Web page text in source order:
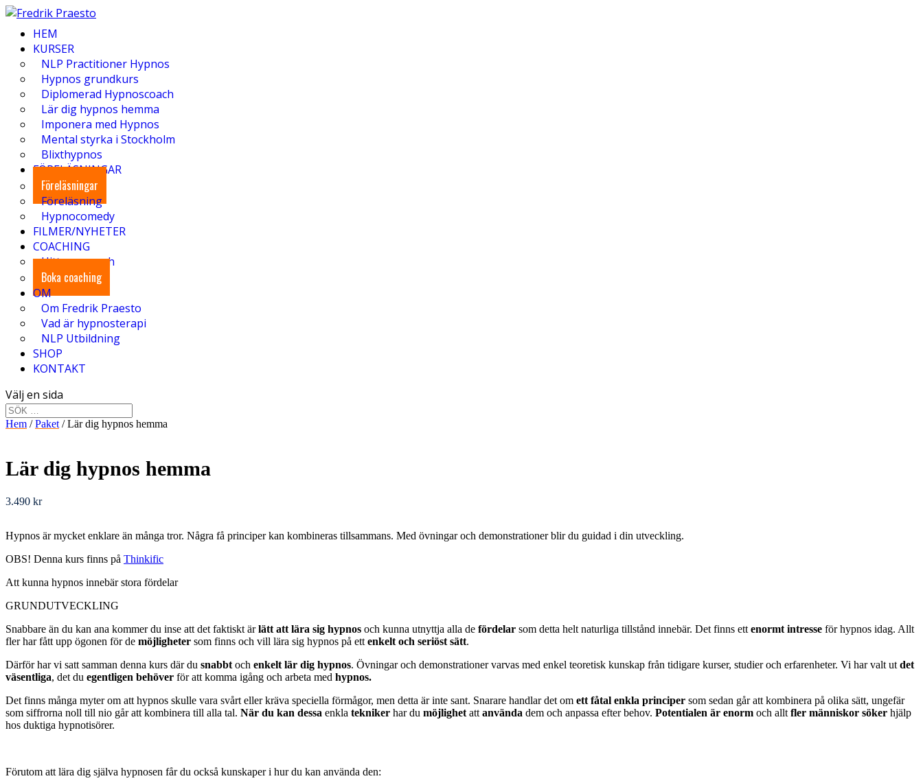
HEM
KURSER
NLP Practitioner Hypnos
Hypnos grundkurs
Diplomerad Hypnoscoach
Lär dig hypnos hemma
Imponera med Hypnos
Mental styrka i Stockholm
Blixthypnos
FÖRELÄSNINGAR
Föreläsningar
Föreläsning
Hypnocomedy
FILMER/NYHETER
COACHING
Hitta en coach
Boka coaching
OM
Om Fredrik Praesto
Vad är hypnosterapi
NLP Utbildning
SHOP
KONTAKT
Välj en sida
Hem /Paket / Lär dig hypnos hemma
Lär dig hypnos hemma
3.490 kr
Hypnos är mycket enklare än många tror. Några få principer kan kombineras tillsammans. Med övningar och demonstrationer blir du guidad i din utveckling.
OBS! Denna kurs finns på Thinkific
Att kunna hypnos innebär stora fördelar
GRUNDUTVECKLING
Snabbare än du kan ana kommer du inse att det faktiskt ärlätt att lära sig hypnos och kunna utnyttja alla de fördelar som detta helt naturliga tillstånd innebär. Det finns ett enormt intresse för hypnos idag. Allt
fler har fått upp ögonen för de möjligheter som finns och vill lära sig hypnos på ett enkelt och seriöst sätt.
Därför har vi satt samman denna kurs där du snabbt och enkelt lär dig hypnos. Övningar och demonstrationer varvas med enkel teoretisk kunskap från tidigare kurser, studier och erfarenheter. Vi har valt ut det
väsentliga, det du egentligen behöver för att komma igång och arbeta med hypnos.
Det finns många myter om att hypnos skulle vara svårt eller kräva speciella förmågor, men detta är inte sant. Snarare handlar det om ett fåtal enkla principer som sedan går att kombinera på olika sätt, ungefär
som siffrorna noll till nio går att kombinera till alla tal. När du kan dessa enkla tekniker har du möjlighet att använda dem och anpassa efter behov. Potentialen är enorm och allt fler människor söker hjälp
hos duktiga hypnotisörer.
Förutom att lära dig själva hypnosen får du också kunskaper i hur du kan använda den: